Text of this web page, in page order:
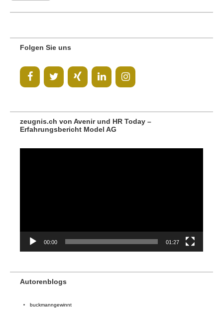
Folgen Sie uns
zeugnis.ch von Avenir und HR Today –
Erfahrungsbericht Model AG
00:00 01:27
Autorenblogs
buckmanngewinnt